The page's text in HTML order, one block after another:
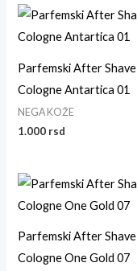
Parfemski After Shave
Cologne Antartica 01
NEGA KOŽE
1.000 rsd
Parfemski After Shave
Cologne One Gold 07